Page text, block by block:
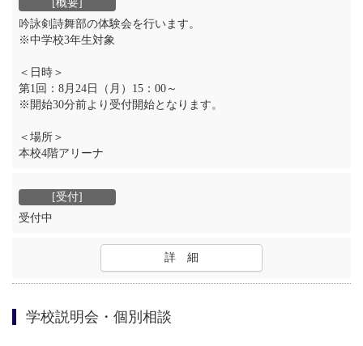
吟詠剣詩舞部の体験会を行います。
※中学校3年生対象
＜日時＞
第1回：8月24日（月）15：00～
※開始30分前より受付開始となります。
＜場所＞
本校4階アリーナ
受付中
詳 細
学校説明会・個別相談